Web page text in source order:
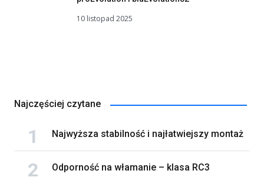
10 listopad 2025
Najczęściej czytane
Najwyższa stabilność i najłatwiejszy montaż
Odporność na włamanie – klasa RC3